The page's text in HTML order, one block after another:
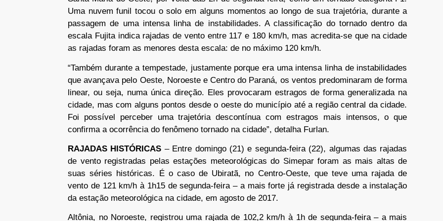
Uma nuvem funil tocou o solo em alguns momentos ao longo de sua trajetória, durante a
passagem de uma intensa linha de instabilidades. A classificação do tornado dentro da
escala Fujita indica rajadas de vento entre 117 e 180 km/h, mas acredita-se que na cidade
as rajadas foram as menores desta escala: de no máximo 120 km/h.
“Também durante a tempestade, justamente porque era uma intensa linha de instabilidades
que avançava pelo Oeste, Noroeste e Centro do Paraná, os ventos predominaram de forma
linear, ou seja, numa única direção. Eles provocaram estragos de forma generalizada na
cidade, mas com alguns pontos desde o oeste do município até a região central da cidade.
Foi possível perceber uma trajetória descontínua com estragos mais intensos, o que
confirma a ocorrência do fenômeno tornado na cidade”, detalha Furlan.
RAJADAS HISTÓRICAS – Entre domingo (21) e segunda-feira (22), algumas das rajadas
de vento registradas pelas estações meteorológicas do Simepar foram as mais altas de
suas séries históricas. É o caso de Ubiratã, no Centro-Oeste, que teve uma rajada de
vento de 121 km/h à 1h15 de segunda-feira – a mais forte já registrada desde a instalação
da estação meteorológica na cidade, em agosto de 2017.
Altônia, no Noroeste, registrou uma rajada de 102,2 km/h à 1h de segunda-feira – a mais